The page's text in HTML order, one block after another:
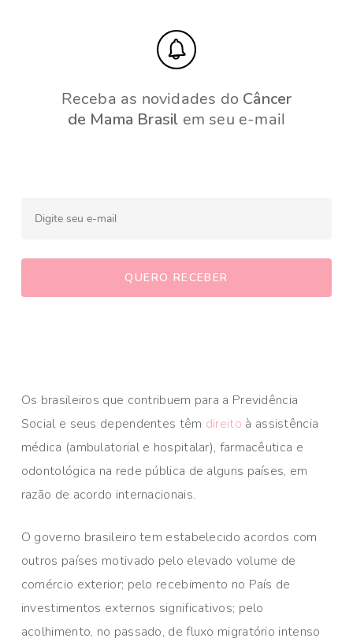
Receba as novidades do Câncer
de Mama Brasil em seu e-mail
Os brasileiros que contribuem para a Previdência
Social e seus dependentes têm direito à assistência
médica (ambulatorial e hospitalar), farmacêutica e
odontológica na rede pública de alguns países, em
razão de acordo internacionais.
O governo brasileiro tem estabelecido acordos com
outros países motivado pelo elevado volume de
comércio exterior; pelo recebimento no País de
investimentos externos significativos; pelo
acolhimento, no passado, de fluxo migratório intenso